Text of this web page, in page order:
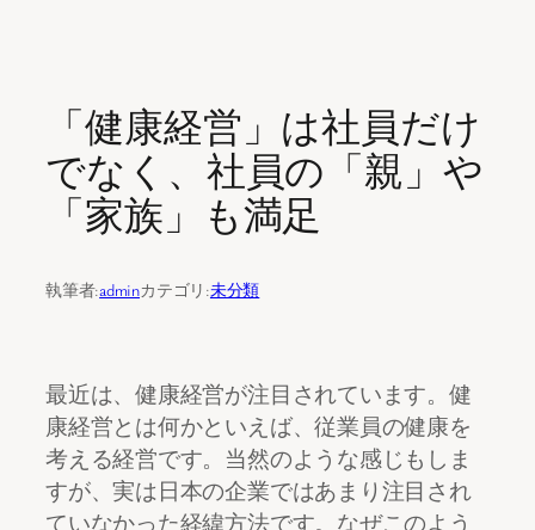
「健康経営」は社員だけ
でなく、社員の「親」や
「家族」も満足
執筆者:adminカテゴリ:未分類
最近は、健康経営が注目されています。健
康経営とは何かといえば、従業員の健康を
考える経営です。当然のような感じもしま
すが、実は日本の企業ではあまり注目され
ていなかった経緯方法です。なぜこのよう